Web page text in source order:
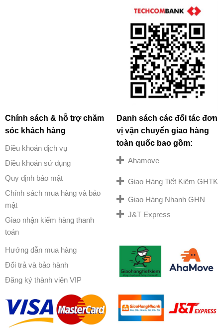
Chính sách & hỗ trợ chăm
sóc khách hàng
Điều khoản dịch vụ
Điều khoản sử dụng
Quy định bảo mật
Chính sách mua hàng và bảo
mật
Giao nhận kiểm hàng thanh
toán
Hướng dẫn mua hàng
Đổi trả và bảo hành
Đăng ký thành viên VIP
Danh sách các đối tác đơn
vị vận chuyển giao hàng
toàn quốc bao gồm:
Ahamove
Giao Hàng Tiết Kiệm GHTK
Giao Hàng Nhanh GHN
J&T Express